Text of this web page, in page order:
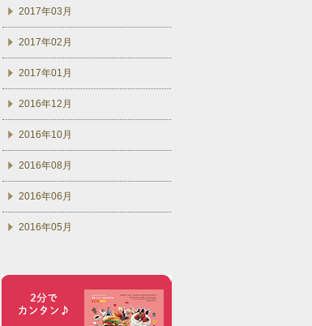
2017年03月
2017年02月
2017年01月
2016年12月
2016年10月
2016年08月
2016年06月
2016年05月